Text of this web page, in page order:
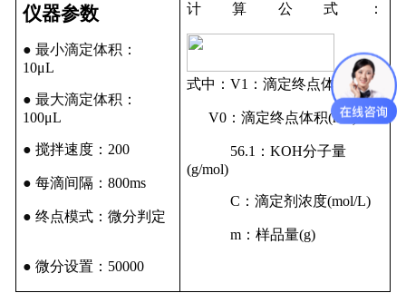
仪器参数
● 最小滴定体积 ：
10μL
● 最大滴定体积 ：
100μL
● 搅拌速度 ：200
● 每滴间隔 ：800ms
● 终点模式：微分判定
● 微分设置： 50000
计算公式：
式中：V1 ：滴定终点体积(mL)
V0 ：滴定终点体积(mL)
56.1 ：KOH分子量
(g/mol)
C ：滴定剂浓度(mol/L)
m ：样品量(g)